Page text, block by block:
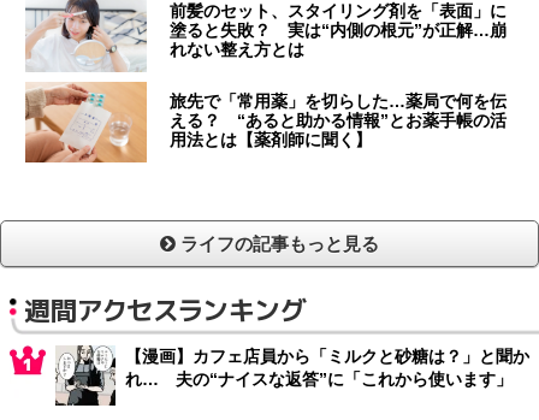
前髪のセット、スタイリング剤を「表面」に
塗ると失敗？ 実は“内側の根元”が正解…崩
れない整え方とは
旅先で「常用薬」を切らした…薬局で何を伝
える？ “あると助かる情報”とお薬手帳の活
用法とは【薬剤師に聞く】
ライフの記事もっと見る
週間アクセスランキング
【漫画】カフェ店員から「ミルクと砂糖は？」と聞か
れ… 夫の“ナイスな返答”に「これから使います」